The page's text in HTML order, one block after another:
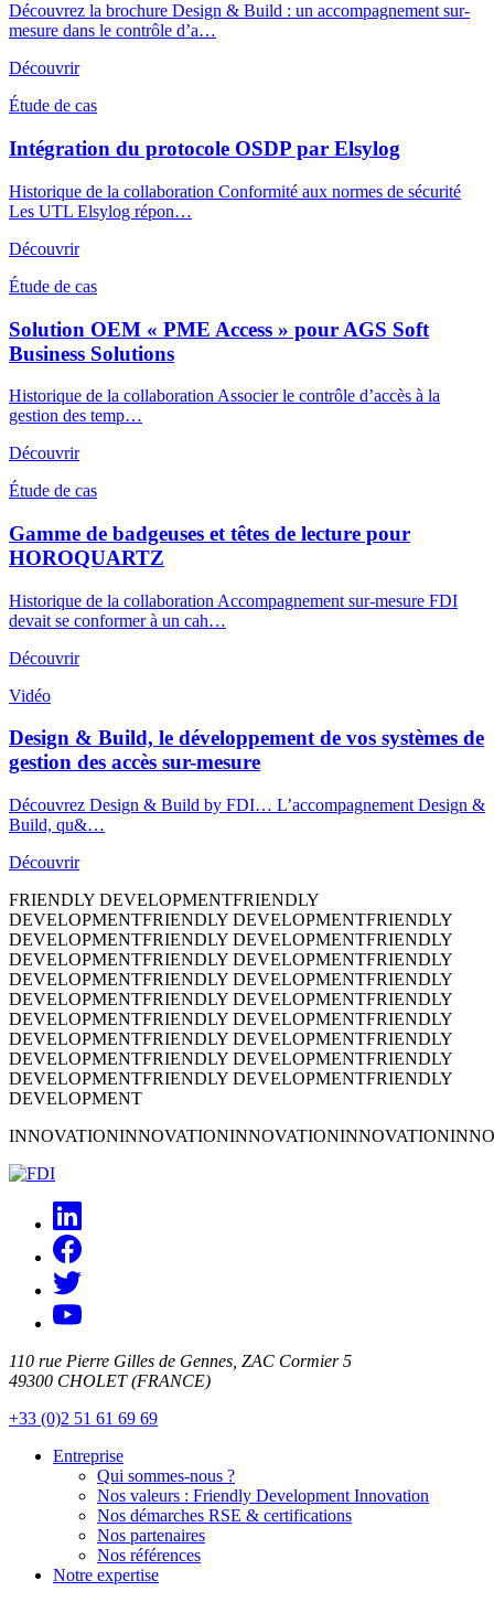
Découvrez la brochure Design & Build : un accompagnement sur-
mesure dans le contrôle d’a…
Découvrir
Étude de cas
Intégration du protocole OSDP par Elsylog
Historique de la collaboration Conformité aux normes de sécurité
Les UTL Elsylog répon…
Découvrir
Étude de cas
Solution OEM « PME Access » pour AGS Soft
Business Solutions
Historique de la collaboration Associer le contrôle d’accès à la
gestion des temp…
Découvrir
Étude de cas
Gamme de badgeuses et têtes de lecture pour
HOROQUARTZ
Historique de la collaboration Accompagnement sur-mesure FDI
devait se conformer à un cah…
Découvrir
Vidéo
Design & Build, le développement de vos systèmes de
gestion des accès sur-mesure
Découvrez Design & Build by FDI… L’accompagnement Design &
Build, qu&…
Découvrir
FRIENDLY DEVELOPMENTFRIENDLY
DEVELOPMENTFRIENDLY DEVELOPMENTFRIENDLY
DEVELOPMENTFRIENDLY DEVELOPMENTFRIENDLY
DEVELOPMENTFRIENDLY DEVELOPMENTFRIENDLY
DEVELOPMENTFRIENDLY DEVELOPMENTFRIENDLY
DEVELOPMENTFRIENDLY DEVELOPMENTFRIENDLY
DEVELOPMENTFRIENDLY DEVELOPMENTFRIENDLY
DEVELOPMENTFRIENDLY DEVELOPMENTFRIENDLY
DEVELOPMENTFRIENDLY DEVELOPMENTFRIENDLY
DEVELOPMENTFRIENDLY DEVELOPMENTFRIENDLY
DEVELOPMENT
INNOVATIONINNOVATIONINNOVATIONINNOVATION
110 rue Pierre Gilles de Gennes, ZAC Cormier 5
49300 CHOLET (FRANCE)
+33 (0)2 51 61 69 69
Entreprise
Qui sommes-nous ?
Nos valeurs : Friendly Development Innovation
Nos démarches RSE & certifications
Nos partenaires
Nos références
Notre expertise